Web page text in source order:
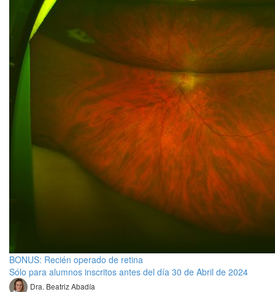
BONUS: Recién operado de retina
Sólo para alumnos inscritos antes del día 30 de Abril de 2024
Dra. Beatriz Abadía